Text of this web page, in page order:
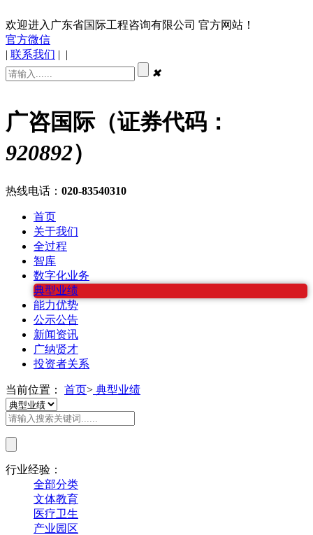
欢迎进入广东省国际工程咨询有限公司 官方网站！
官方微信
| 联系我们 | |
✖
广咨国际（证券代码：
920892）
热线电话： 020-83540310
首页
关于我们
全过程
智库
数字化业务
典型业绩
能力优势
公示公告
新闻资讯
广纳贤才
投资者关系
当前位置： 首页> 典型业绩
行业经验：
全部分类
文体教育
医疗卫生
产业园区